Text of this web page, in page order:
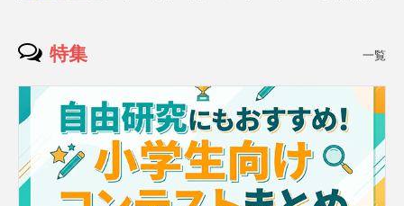
特集 一覧